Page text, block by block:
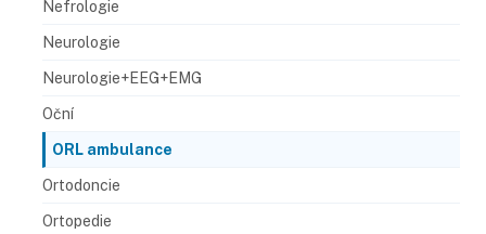
Nefrologie
Neurologie
Neurologie+EEG+EMG
Oční
ORL ambulance
Ortodoncie
Ortopedie